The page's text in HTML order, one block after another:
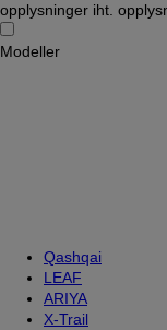
opplysninger iht.
Modeller
Qashqai
LEAF
ARIYA
X-Trail